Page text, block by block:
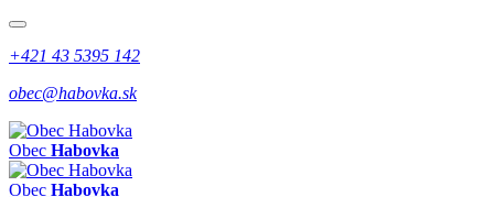
+421 43 5395 142
obec@habovka.sk
Obec Habovka
Obec Habovka